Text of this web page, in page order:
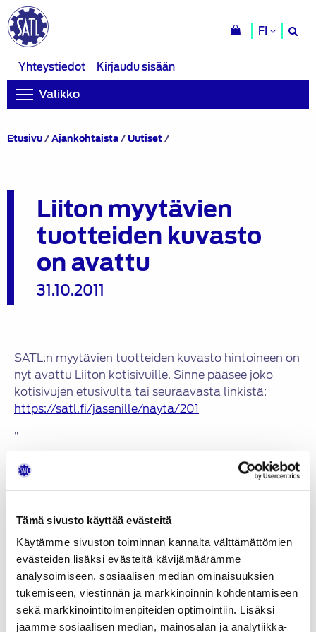
Tämä sivusto käyttää evästeitä
Käytämme sivuston toiminnan kannalta välttämättömien
evästeiden lisäksi evästeitä kävijämäärämme
analysoimiseen, sosiaalisen median ominaisuuksien
tukemiseen, viestinnän ja markkinoinnin kohdentamiseen
sekä markkinointitoimenpiteiden optimointiin. Lisäksi
jaamme sosiaalisen median, mainosalan ja analytiikka-
FI
Yhteystiedot
Kirjaudu sisään
Valikko
Etusivu/Ajankohtaista/Uutiset/Liiton
avattu
Liiton myytävien
tuotteiden kuvasto
on avattu
31.10.2011
KATEGORIAT
Uutiset
SATL:n myytävien tuotteiden kuvasto hintoineen on
nyt avattu Liiton kotisivuille. Sinne pääsee joko
kotisivujen etusivulta tai seuraavasta linkistä:
https://satl.fi/jasenille/nayta/201
”
Jaa:
Artikkelien
selaus
Liiton myytävät tuotteet
Satelliitti 2/2011